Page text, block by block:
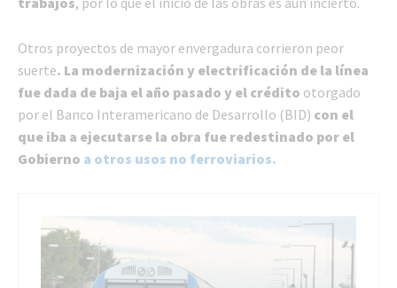
Otros proyectos de mayor envergadura corrieron peor
suerte. La modernización y electrificación de la línea
fue dada de baja el año pasado y el crédito otorgado
por el Banco Interamericano de Desarrollo (BID) con el
que iba a ejecutarse la obra fue redestinado por el
Gobierno a otros usos no ferroviarios.